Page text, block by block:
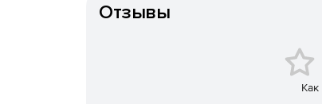
в BIMx результатом является
Улучшенные рабочие процессы
более плавного взаимодействия
Отзывы